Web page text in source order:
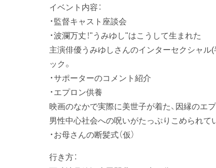
イベント内容：
・監督キャスト座談会
・波瀾万丈！"うみゆし"はこうして生まれた
主演俳優うみゆしさんのインターセクシャル
ック。
・サポーターのコメント紹介
・エプロン供養
映画のなかで実際に美世子が着た、因縁のエプ
男性中心社会への呪いがたっぷりこめられて
・お母さんの断髪式（仮）
行き方：